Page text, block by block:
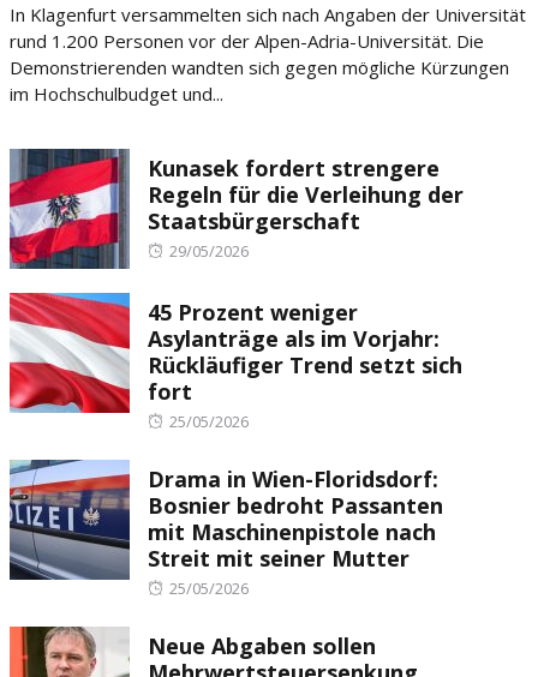
In Klagenfurt versammelten sich nach Angaben der Universität
rund 1.200 Personen vor der Alpen-Adria-Universität. Die
Demonstrierenden wandten sich gegen mögliche Kürzungen
im Hochschulbudget und...
Kunasek fordert strengere
Regeln für die Verleihung der
Staatsbürgerschaft
Posted
29/05/2026
45 Prozent weniger
Asylanträge als im Vorjahr:
Rückläufiger Trend setzt sich
fort
Posted
25/05/2026
Drama in Wien-Floridsdorf:
Bosnier bedroht Passanten
mit Maschinenpistole nach
Streit mit seiner Mutter
Posted
25/05/2026
Neue Abgaben sollen